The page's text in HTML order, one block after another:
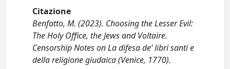
Citazione
Benfatto, M. (2023). Choosing the Lesser Evil:
The Holy Office, the Jews and Voltaire.
Censorship Notes on La difesa de’ libri santi e
della religione giudaica (Venice, 1770).